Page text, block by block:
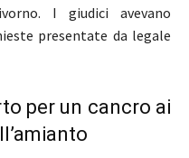
I giudici avevano
presentate da legale
per un cancro ai